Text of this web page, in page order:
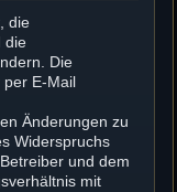
die
die
Die
E-Mail
Änderungen zu
Widerspruchs
und dem
mit